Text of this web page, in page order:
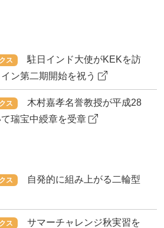
ス
駐日インド大使がKEKを訪
ン第二期開始を祝う
ス
木村嘉孝名誉教授が平成28
瑞宝中綬章を受章
ス
自発的に組み上がる二輪型
ス
サマーチャレンジ秋実習を